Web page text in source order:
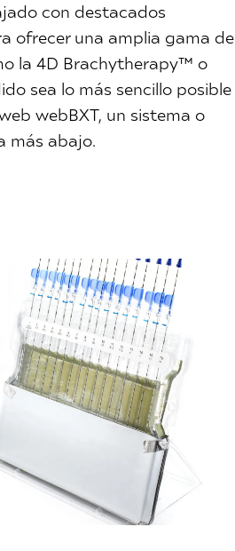
con destacados
ofrecer una amplia gama de
la 4D Brachytherapy™ o
sea lo más sencillo posible
webBXT, un sistema o
más abajo.